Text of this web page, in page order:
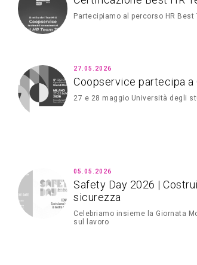
Partecipiamo al percorso HR Best
27.05.2026
Coopservice partecipa a
27 e 28 maggio Università degli
05.05.2026
Safety Day 2026 |
sicurezza
Celebriamo insieme la Giornata
sul lavoro